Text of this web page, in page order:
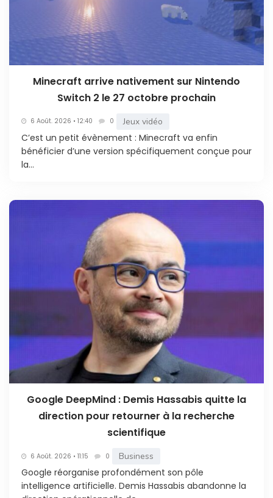
Minecraft arrive nativement sur Nintendo
Switch 2 le 27 octobre prochain
6 Août. 2026 • 12:40 0 Jeux vidéo
C’est un petit évènement : Minecraft va enfin
bénéficier d’une version spécifiquement conçue pour
la...
Google DeepMind : Demis Hassabis quitte la
direction pour retourner à la recherche
scientifique
6 Août. 2026 • 11:15 0 Business
Google réorganise profondément son pôle
intelligence artificielle. Demis Hassabis abandonne la